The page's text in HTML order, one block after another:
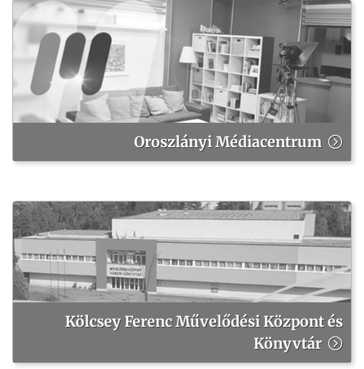
Oroszlányi Médiacentrum
Kölcsey Ferenc Művelődési Központ és
Könyvtár